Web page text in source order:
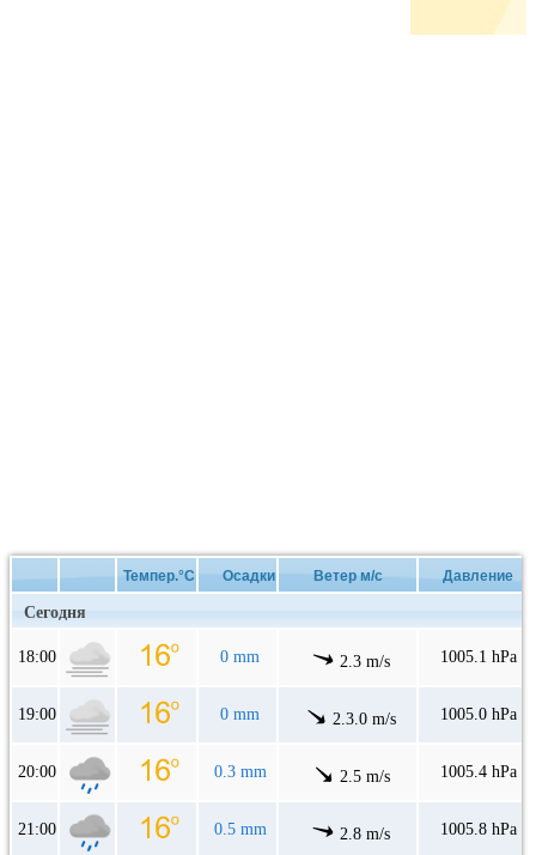
Темпер.°C Осадки Ветер м/с Давление
Сегодня
18:00 0 mm 2.3 m/s 1005.1 hPa
19:00 0 mm 2.3.0 m/s 1005.0 hPa
20:00 0.3 mm 2.5 m/s 1005.4 hPa
21:00 0.5 mm 2.8 m/s 1005.8 hPa